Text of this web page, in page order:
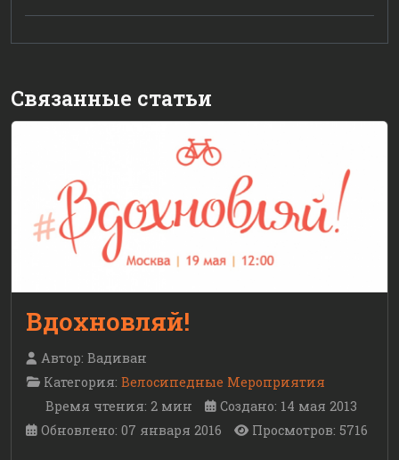
Связанные статьи
Вдохновляй!
Автор: Вадиван
Категория: Велосипедные Мероприятия
Время чтения: 2 мин
Создано: 14 мая 2013
Обновлено: 07 января 2016
Просмотров: 5716